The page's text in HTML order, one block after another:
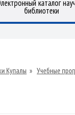
каталог
библиотеки
Купалы » Учебные